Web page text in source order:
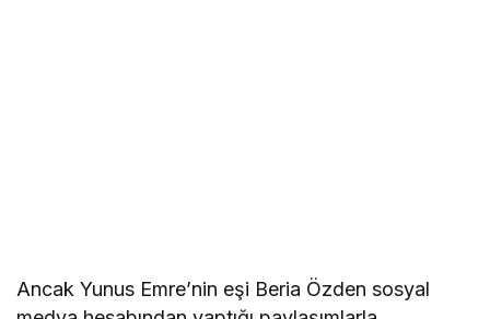
Ancak Yunus Emre’nin eşi Beria Özden sosyal